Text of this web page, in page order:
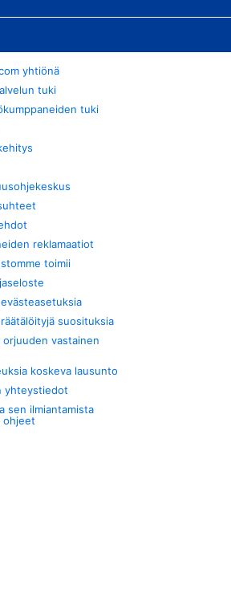
yhtiönä
tuki
tuki
reklamaatiot
toimii
suosituksia
orjuuden vastainen
koskeva lausunto
yhteystiedot
sen ilmiantamista
ohjeet